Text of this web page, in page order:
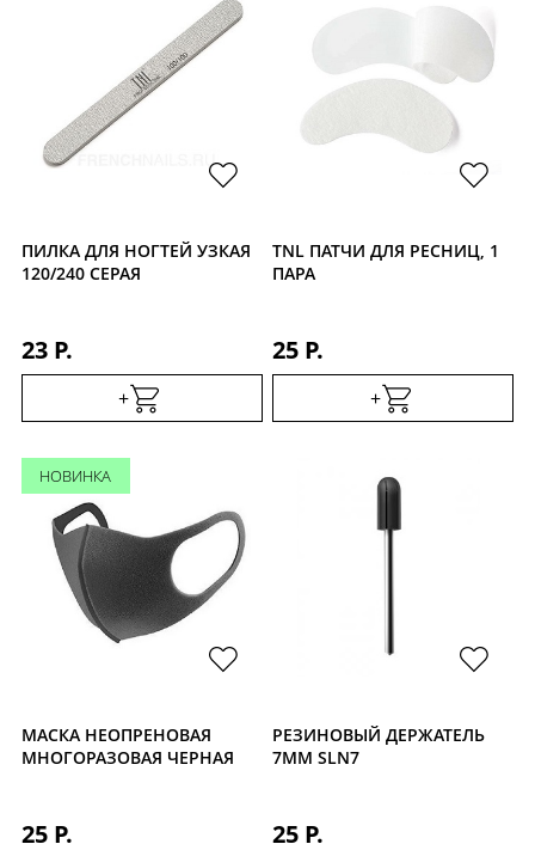
ПИЛКА ДЛЯ НОГТЕЙ УЗКАЯ
120/240 СЕРАЯ
23 Р.
+
TNL ПАТЧИ ДЛЯ РЕСНИЦ, 1
ПАРА
25 Р.
+
НОВИНКА
МАСКА НЕОПРЕНОВАЯ
МНОГОРАЗОВАЯ ЧЕРНАЯ
25 Р.
РЕЗИНОВЫЙ ДЕРЖАТЕЛЬ
7ММ SLN7
25 Р.